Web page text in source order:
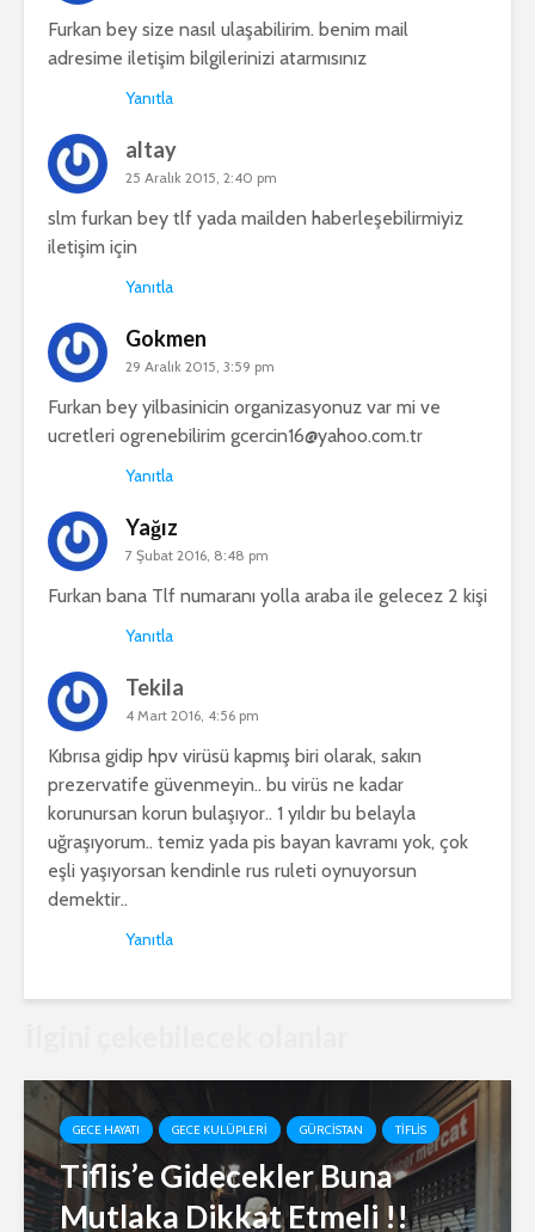
Furkan bey size nasıl ulaşabilirim. benim mail
adresime iletişim bilgilerinizi atarmısınız
Yanıtla
altay
25 Aralık 2015, 2:40 pm
slm furkan bey tlf yada mailden haberleşebilirmiyiz
iletişim için
Yanıtla
Gokmen
29 Aralık 2015, 3:59 pm
Furkan bey yilbasinicin organizasyonuz var mi ve
ucretleri ogrenebilirim gcercin16@yahoo.com.tr
Yanıtla
Yağız
7 Şubat 2016, 8:48 pm
Furkan bana Tlf numaranı yolla araba ile gelecez 2 kişi
Yanıtla
Tekila
4 Mart 2016, 4:56 pm
Kıbrısa gidip hpv virüsü kapmış biri olarak, sakın
prezervatife güvenmeyin.. bu virüs ne kadar
korunursan korun bulaşıyor.. 1 yıldır bu belayla
uğraşıyorum.. temiz yada pis bayan kavramı yok, çok
eşli yaşıyorsan kendinle rus ruleti oynuyorsun
demektir..
Yanıtla
GECE HAYATI GECE KULÜPLERI GÜRCISTAN TIFLIS
Tiflis’e Gidecekler Buna
Mutlaka Dikkat Etmeli !!